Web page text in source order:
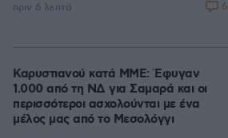
πριν 6 λεπτά 6
Καρυστιανού κατά ΜΜΕ: Έφυγαν
1.000 από τη ΝΔ για Σαμαρά και οι
περισσότεροι ασχολούνται με ένα
μέλος μας από το Μεσολόγγι